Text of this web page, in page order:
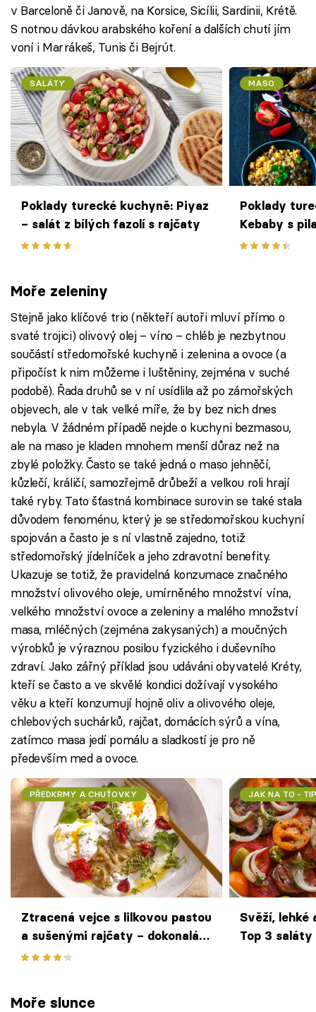
v Barceloně či Janově, na Korsice, Sicílii, Sardinii, Krétě.
S notnou dávkou arabského koření a dalších chutí jím
voní i Marrákeš, Tunis či Bejrút.
SALÁTY
Poklady turecké kuchyně: Piyaz
– salát z bílých fazolí s rajčaty
MASO
Poklady
Kebaby s
čočky
Moře zeleniny
Stejně jako klíčové trio (někteří autoři mluví přímo o
svaté trojici) olivový olej – víno – chléb je nezbytnou
součástí středomořské kuchyně i zelenina a ovoce (a
připočíst k nim můžeme i luštěniny, zejména v suché
podobě). Řada druhů se v ní usídlila až po zámořských
objevech, ale v tak velké míře, že by bez nich dnes
nebyla. V žádném případě nejde o kuchyni bezmasou,
ale na maso je kladen mnohem menší důraz než na
zbylé položky. Často se také jedná o maso jehněčí,
kůzlečí, králičí, samozřejmě drůbeží a velkou roli hrají
také ryby. Tato šťastná kombinace surovin se také stala
důvodem fenoménu, který je se středomořskou kuchyní
spojován a často je s ní vlastně zajedno, totiž
středomořský jídelníček a jeho zdravotní benefity.
Ukazuje se totiž, že pravidelná konzumace značného
množství olivového oleje, umírněného množství vína,
velkého množství ovoce a zeleniny a malého množství
masa, mléčných (zejména zakysaných) a moučných
výrobků je výraznou posilou fyzického i duševního
zdraví. Jako zářný příklad jsou udáváni obyvatelé Kréty,
kteří se často a ve skvělé kondici dožívají vysokého
věku a kteří konzumují hojně oliv a olivového oleje,
chlebových suchárků, rajčat, domácích sýrů a vína,
zatímco masa jedí pomálu a sladkostí je pro ně
především med a ovoce.
PŘEDKRMY A CHUŤOVKY
Ztracená vejce s lilkovou pastou
a sušenými rajčaty – dokonalá
kombinace středomořských
JAK NA TO -
Svěží, lehké
Top 3 saláty
Moře slunce